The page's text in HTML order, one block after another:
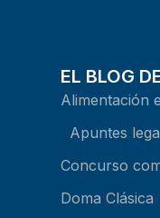
EL BLOG
Alimentación
Apuntes
Concurso
Doma Clásica